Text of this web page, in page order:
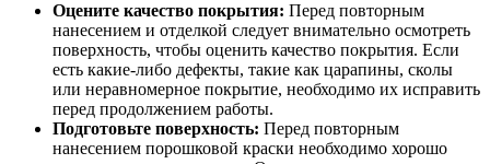
Оцените качество покрытия: Перед повторным
нанесением и отделкой следует внимательно осмотреть
поверхность, чтобы оценить качество покрытия. Если
есть какие-либо дефекты, такие как царапины, сколы
или неравномерное покрытие, необходимо их исправить
перед продолжением работы.
Подготовьте поверхность: Перед повторным
нанесением порошковой краски необходимо хорошо